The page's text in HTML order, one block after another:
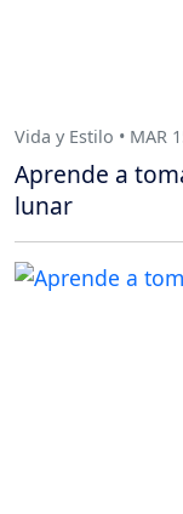
Vida y Estilo • MAR
Aprende a
lunar